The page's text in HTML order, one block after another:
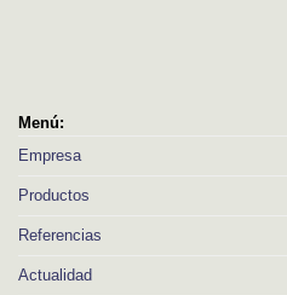
Menú:
Empresa
Productos
Referencias
Actualidad